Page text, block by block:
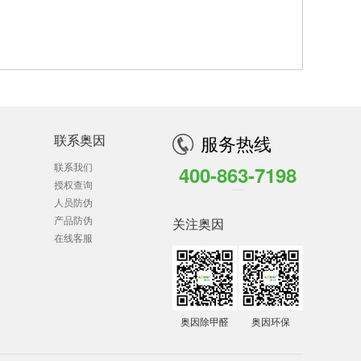
联系奥因
联系我们
授权查询
人员防伪
产品防伪
在线客服
服务热线
400-863-7198
关注奥因
奥因除甲醛 奥因环保